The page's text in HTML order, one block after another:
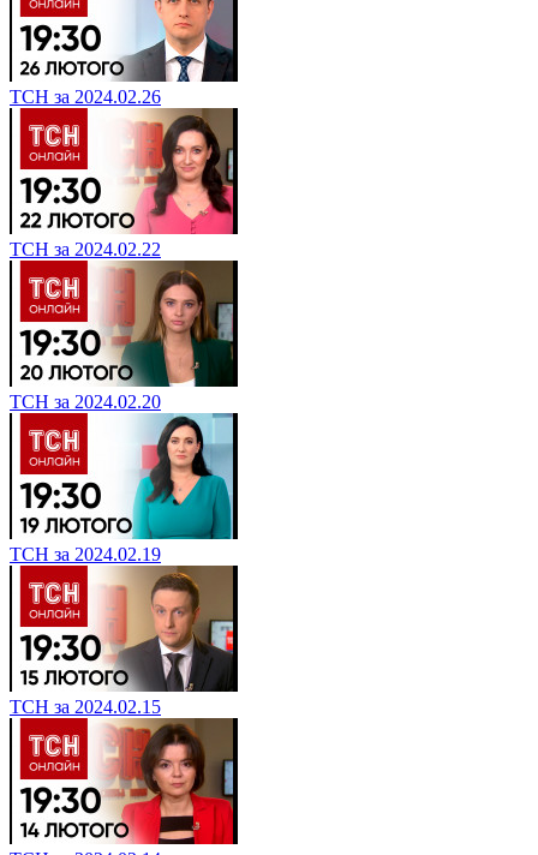
ТСН за 2024.02.26
ТСН за 2024.02.22
ТСН за 2024.02.20
ТСН за 2024.02.19
ТСН за 2024.02.15